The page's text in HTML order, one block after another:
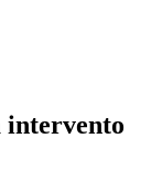
intervento